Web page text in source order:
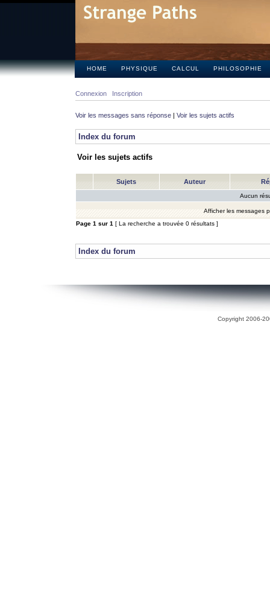
HOME PHYSIQUE CALCUL PHILOSOPHIE
Connexion Inscription
Voir les messages sans réponse | Voir les sujets actifs
Index du forum
Voir les sujets actifs
Sujets Auteur
Aucun
Afficher les messages
Page 1 sur 1 [ La recherche a trouvée 0 résultats ]
Index du forum
Copyright 2006-